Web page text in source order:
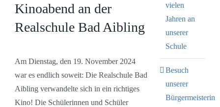
Kinoabend an der
Realschule Bad Aibling
Am Dienstag, den 19. November 2024
war es endlich soweit: Die Realschule Bad
Aibling verwandelte sich in ein richtiges
Kino! Die Schülerinnen und Schüler
vielen
Jahren an
unserer
Schule
Besuch
unserer
Bürgermeisterin